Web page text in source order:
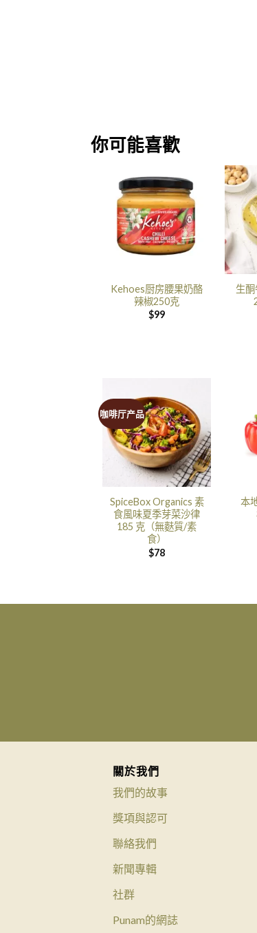
你可能喜歡
Kehoes厨房腰果奶酪
辣椒250克
$99
生
咖啡厅产品
SpiceBox Organics 素
食風味夏季芽菜沙律
185 克（無麩質/素
食）
$78
本
關於我們
我們的故事
獎項與認可
聯絡我們
新聞專輯
社群
Punam的網誌